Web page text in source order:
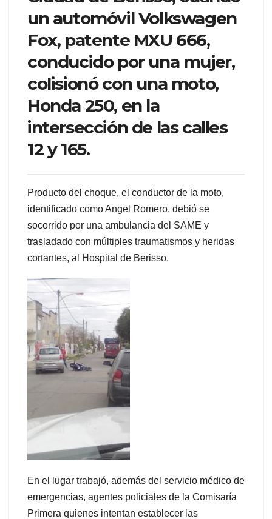
un automóvil Volkswagen
Fox, patente MXU 666,
conducido por una mujer,
colisionó con una moto,
Honda 250, en la
intersección de las calles
12 y 165.
Producto del choque, el conductor de la moto,
identificado como Angel Romero, debió se
socorrido por una ambulancia del SAME y
trasladado con múltiples traumatismos y heridas
cortantes, al Hospital de Berisso.
En el lugar trabajó, además del servicio médico de
emergencias, agentes policiales de la Comisaría
Primera quienes intentan establecer las